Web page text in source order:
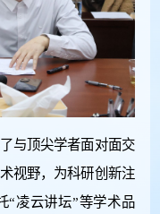
与顶尖学者面对面交
视野，为科研创新注
“凌云讲坛”等学术品